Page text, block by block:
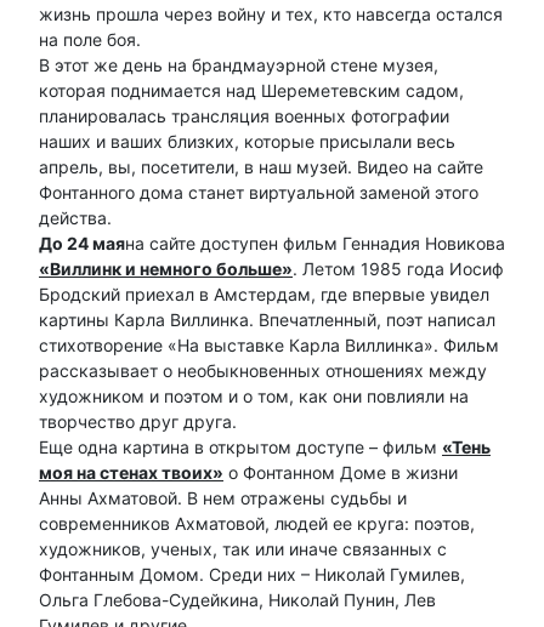
жизнь прошла через войну и тех, кто навсегда остался
на поле боя.
В этот же день на брандмауэрной стене музея,
которая поднимается над Шереметевским садом,
планировалась трансляция военных фотографии
наших и ваших близких, которые присылали весь
апрель, вы, посетители, в наш музей. Видео на сайте
Фонтанного дома станет виртуальной заменой этого
действа.
До 24 маяна сайте доступен фильм Геннадия Новикова
«Виллинк и немного больше». Летом 1985 года Иосиф
Бродский приехал в Амстердам, где впервые увидел
картины Карла Виллинка. Впечатленный, поэт написал
стихотворение «На выставке Карла Виллинка». Фильм
рассказывает о необыкновенных отношениях между
художником и поэтом и о том, как они повлияли на
творчество друг друга.
Еще одна картина в открытом доступе – фильм «Тень
моя на стенах твоих» о Фонтанном Доме в жизни
Анны Ахматовой. В нем отражены судьбы и
современников Ахматовой, людей ее круга: поэтов,
художников, ученых, так или иначе связанных с
Фонтанным Домом. Среди них – Николай Гумилев,
Ольга Глебова-Судейкина, Николай Пунин, Лев